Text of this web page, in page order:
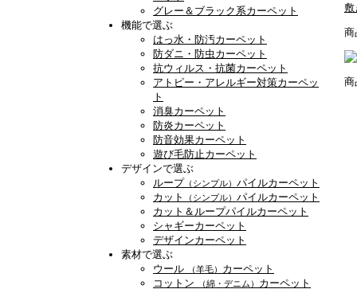
グレー＆ブラック系カーペット
機能で選ぶ
はっ水・防汚カーペット
防ダニ・防虫カーペット
抗ウィルス・抗菌カーペット
アトピー・アレルギー対策カーペッ
ト
消臭カーペット
防炎カーペット
防音効果カーペット
遊び毛防止カーペット
デザインで選ぶ
ループ （シンプル） パイルカーペット
カット
（シンプル） パイルカーペット
カット＆ループパイルカーペット
シャギーカーペット
デザインカーペット
素材で選ぶ
ウール
（羊毛） カーペット
コットン
（綿・デニム） カーペット
敷
商
商